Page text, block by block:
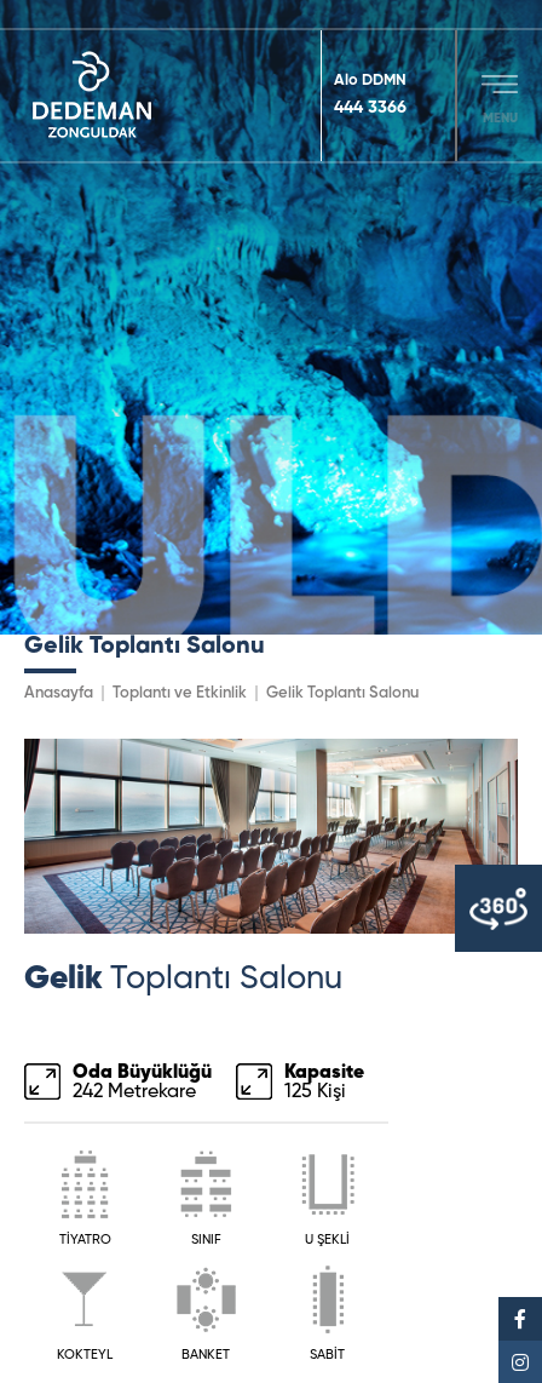
Alo DDMN
444 3366
MENU
Gelik Toplantı Salonu
Anasayfa Toplantı ve Etkinlik Gelik Toplantı Salonu
Gelik Toplantı Salonu
Oda Büyüklüğü
242 Metrekare
Kapasite
125 Kişi
TİYATRO SINIF U ŞEKLİ
KOKTEYL BANKET SABİT